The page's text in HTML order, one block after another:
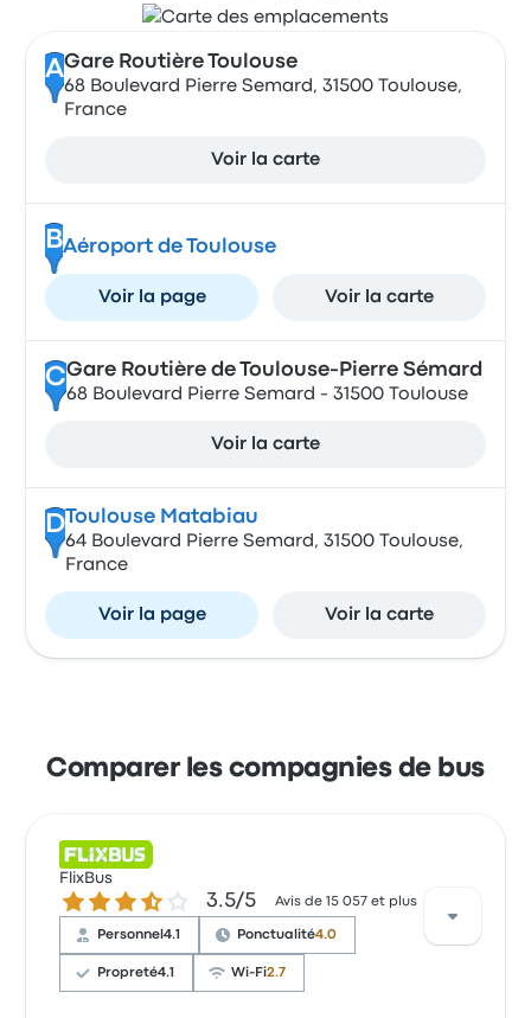
AGare Routière Toulouse
68 Boulevard Pierre Semard, 31500 Toulouse,
France
Voir la carte
BAéroport de Toulouse
Voir la page Voir la carte
CGare Routière de Toulouse-Pierre Sémard
68 Boulevard Pierre Semard - 31500 Toulouse
Voir la carte
DToulouse Matabiau
64 Boulevard Pierre Semard, 31500 Toulouse,
France
Voir la page Voir la carte
Comparer les compagnies de bus
FlixBus
3.5 sur 5 étoiles 3.5/5 Avis de 15 057 et plus
Personnel4.1 Ponctualité4.0
Propreté4.1 Wi-Fi2.7